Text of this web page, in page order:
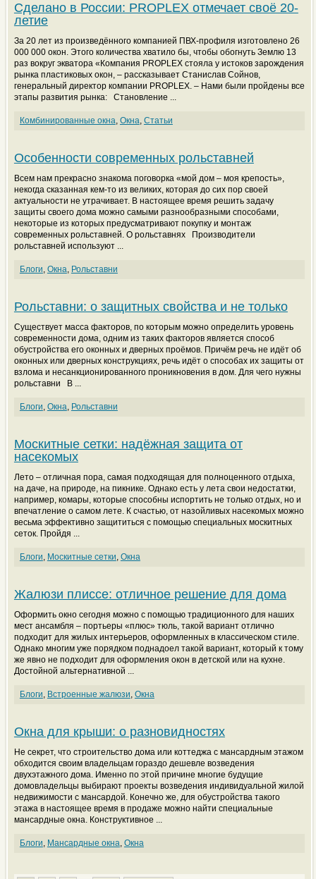
Сделано в России: PROPLEX отмечает своё 20-
летие
За 20 лет из произведённого компанией ПВХ-профиля изготовлено 26
000 000 окон. Этого количества хватило бы, чтобы обогнуть Землю 13
раз вокруг экватора «Компания PROPLEX стояла у истоков зарождения
рынка пластиковых окон, – рассказывает Станислав Сойнов,
генеральный директор компании PROPLEX. – Нами были пройдены все
этапы развития рынка: Становление ...
Комбинированные окна, Окна, Статьи
Особенности современных рольставней
Всем нам прекрасно знакома поговорка «мой дом – моя крепость»,
некогда сказанная кем-то из великих, которая до сих пор своей
актуальности не утрачивает. В настоящее время решить задачу
защиты своего дома можно самыми разнообразными способами,
некоторые из которых предусматривают покупку и монтаж
современных рольставней. О рольставнях Производители
рольставней используют ...
Блоги, Окна, Рольставни
Рольставни: о защитных свойства и не только
Существует масса факторов, по которым можно определить уровень
современности дома, одним из таких факторов является способ
обустройства его оконных и дверных проёмов. Причём речь не идёт об
оконных или дверных конструкциях, речь идёт о способах их защиты от
взлома и несанкционированного проникновения в дом. Для чего нужны
рольставни В ...
Блоги, Окна, Рольставни
Москитные сетки: надёжная защита от
насекомых
Лето – отличная пора, самая подходящая для полноценного отдыха,
на даче, на природе, на пикнике. Однако есть у лета свои недостатки,
например, комары, которые способны испортить не только отдых, но и
впечатление о самом лете. К счастью, от назойливых насекомых можно
весьма эффективно защититься с помощью специальных москитных
сеток. Пройдя ...
Блоги, Москитные сетки, Окна
Жалюзи плиссе: отличное решение для дома
Оформить окно сегодня можно с помощью традиционного для наших
мест ансамбля – портьеры «плюс» тюль, такой вариант отлично
подходит для жилых интерьеров, оформленных в классическом стиле.
Однако многим уже порядком поднадоел такой вариант, который к тому
же явно не подходит для оформления окон в детской или на кухне.
Достойной альтернативной ...
Блоги, Встроенные жалюзи, Окна
Окна для крыши: о разновидностях
Не секрет, что строительство дома или коттеджа с мансардным этажом
обходится своим владельцам гораздо дешевле возведения
двухэтажного дома. Именно по этой причине многие будущие
домовладельцы выбирают проекты возведения индивидуальной жилой
недвижимости с мансардой. Конечно же, для обустройства такого
этажа в настоящее время в продаже можно найти специальные
мансардные окна. Конструктивное ...
Блоги, Мансардные окна, Окна